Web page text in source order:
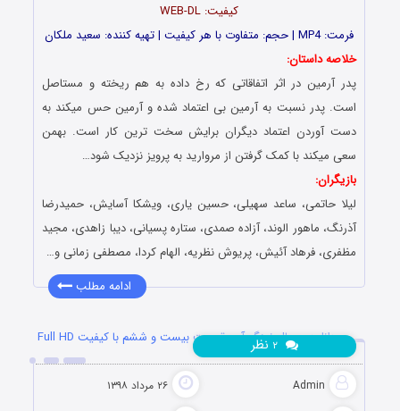
کیفیت: WEB-DL
فرمت: MP4 | حجم: متفاوت با هر کیفیت | تهیه کننده: سعید ملکان
خلاصه داستان:
پدر آرمین در اثر اتفاقاتی که رخ داده به هم ریخته و مستاصل
است. پدر نسبت به آرمین بی اعتماد شده و آرمین حس میکند به
دست آوردن اعتماد دیگران برایش سخت ترین کار است. بهمن
سعی میکند با کمک گرفتن از مروارید به پرویز نزدیک شود…
بازیگران:
لیلا حاتمی، ساعد سهیلی، حسین یاری، ویشکا آسایش، حمیدرضا
آذرنگ، ماهور الوند، آزاده صمدی، ستاره پسیانی، دیبا زاهدی، مجید
مظفری، فرهاد آئیش، پریوش نظریه، الهام کردا، مصطفی زمانی و…
ادامه مطلب
دانلود سریال نهنگ آبی قسمت بیست و ششم با کیفیت Full HD
Admin ۲۶ مرداد ۱۳۹۸
۲ نظر